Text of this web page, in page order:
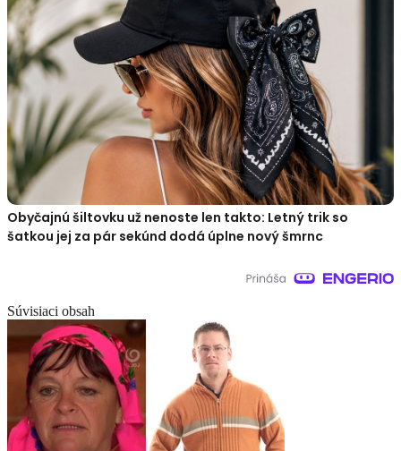
Obyčajnú šiltovku už nenoste len takto: Letný trik so
šatkou jej za pár sekúnd dodá úplne nový šmrnc
Súvisiaci obsah